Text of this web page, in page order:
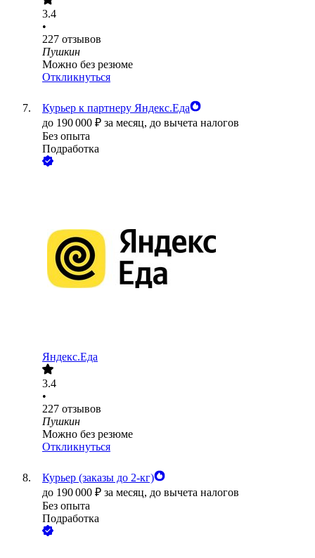
3.4
•
227 отзывов
Пушкин
Можно без резюме
Откликнуться
Курьер к партнеру Яндекс.Еда
до 190 000 ₽ за месяц, до вычета налогов
Без опыта
Подработка
Яндекс.Еда
3.4
•
227 отзывов
Пушкин
Можно без резюме
Откликнуться
Курьер (заказы до 2-кг)
до 190 000 ₽ за месяц, до вычета налогов
Без опыта
Подработка